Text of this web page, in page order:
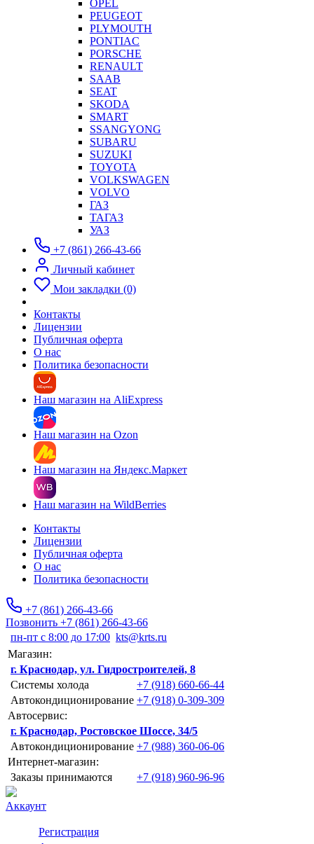
OPEL
PEUGEOT
PLYMOUTH
PONTIAC
PORSCHE
RENAULT
SAAB
SEAT
SKODA
SMART
SSANGYONG
SUBARU
SUZUKI
TOYOTA
VOLKSWAGEN
VOLVO
ГАЗ
ТАГАЗ
УАЗ
+7 (861) 266-43-66
Личный кабинет
Мои закладки (0)
Контакты
Лицензии
Публичная оферта
О нас
Политика безопасности
Наш магазин на AliExpress
Наш магазин на Ozon
Наш магазин на Яндекс.Маркет
Наш магазин на WildBerries
Контакты
Лицензии
Публичная оферта
О нас
Политика безопасности
+7 (861) 266-43-66
Позвонить +7 (861) 266-43-66
пн-пт с 8:00 до 17:00 kts@krts.ru
Магазин:
г. Краснодар, ул. Гидростроителей, 8
Системы холода
+7 (918) 660-66-44
Автокондиционирование +7 (918) 0-309-309
Автосервис:
г. Краснодар, Ростовское Шоссе, 34/5
Автокондиционирование +7 (988) 360-06-06
Интернет-магазин:
Заказы принимаются
+7 (918) 960-96-96
Аккаунт
Регистрация